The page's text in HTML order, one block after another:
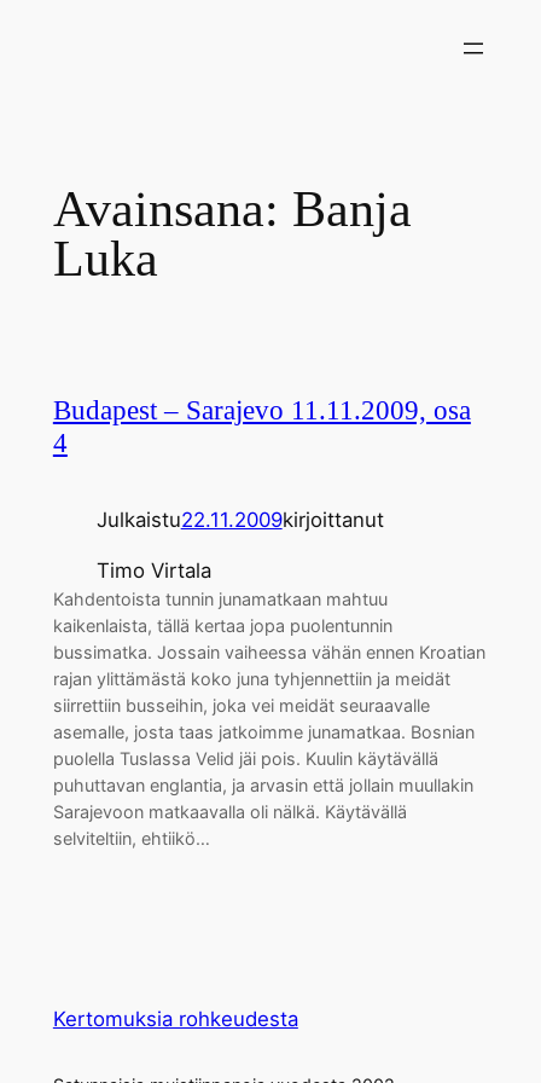
Avainsana: Banja
Luka
Budapest – Sarajevo 11.11.2009, osa
4
Julkaistu22.11.2009kirjoittanut
Timo Virtala
Kahdentoista tunnin junamatkaan mahtuu
kaikenlaista, tällä kertaa jopa puolentunnin
bussimatka. Jossain vaiheessa vähän ennen Kroatian
rajan ylittämästä koko juna tyhjennettiin ja meidät
siirrettiin busseihin, joka vei meidät seuraavalle
asemalle, josta taas jatkoimme junamatkaa. Bosnian
puolella Tuslassa Velid jäi pois. Kuulin käytävällä
puhuttavan englantia, ja arvasin että jollain muullakin
Sarajevoon matkaavalla oli nälkä. Käytävällä
selviteltiin, ehtiikö…
Kertomuksia rohkeudesta